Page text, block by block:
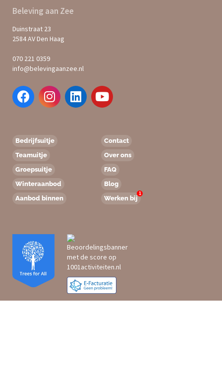
Beleving aan Zee
Duinstraat 23
2584 AV Den Haag
070 221 0359
info@belevingaanzee.nl
Bedrijfsuitje
Teamuitje
Groepsuitje
Winteraanbod
Aanbod binnen
Contact
Over ons
FAQ
Blog
Werken bij
1